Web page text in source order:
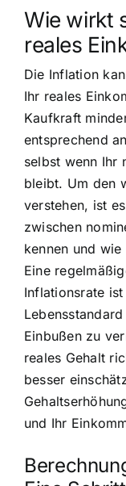
Wie wirkt
reales
Die Inflation
Ihr reales
Kaufkraft
entsprechend
selbst wenn Ihr
bleibt. Um den
verstehen, ist
zwischen
kennen und
Eine
Inflationsrate
Einbußen zu
reales Gehalt
besser
und Ihr